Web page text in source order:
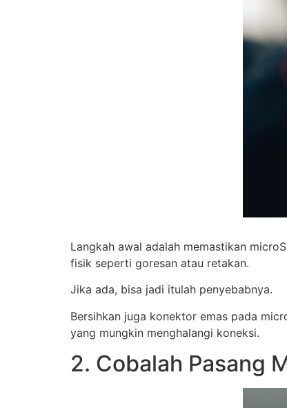
Langkah awal adalah memastikan
fisik seperti goresan atau retakan.
Jika ada, bisa jadi itulah penyebabnya.
Bersihkan juga konektor emas pada
yang mungkin menghalangi koneksi.
2. Cobalah Pasang